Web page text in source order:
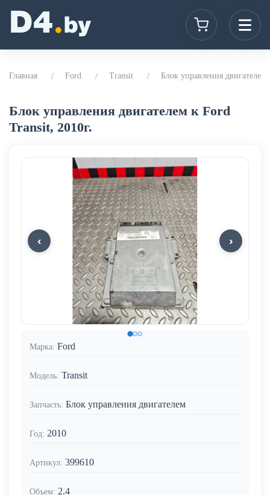
Главная Ford Transit Блок управления
Блок управления двигателем к Ford
Transit, 2010г.
Марка: Ford
Модель: Transit
Запчасть: Блок управления двигателем
Год: 2010
Артикул: 399610
Объем: 2.4